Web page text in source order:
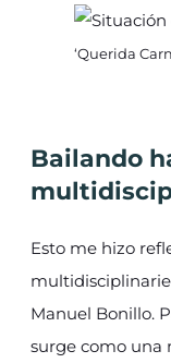
‘Querida
Bailando
Esto me hizo
Manuel Bonillo.
surge como una